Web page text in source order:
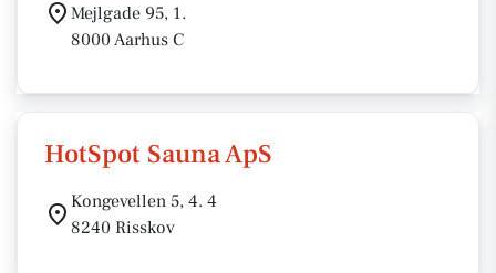
Mejlgade 95, 1.
8000 Aarhus C
HotSpot Sauna ApS
Kongevellen 5, 4. 4
8240 Risskov